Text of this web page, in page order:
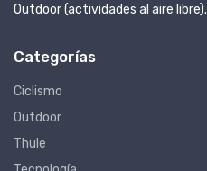
Outdoor (actividades al aire libre).
Categorías
Ciclismo
Outdoor
Thule